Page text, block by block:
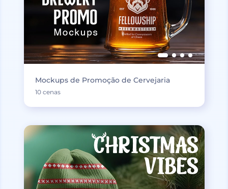
Mockups de Promoção de Cervejaria
10 cenas